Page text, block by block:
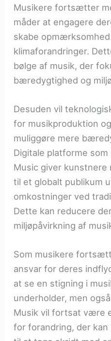
Musikere fortsætter
måder at engagere
skabe
klimaforandringer.
bølge af musik, der
bæredygtighed og
Desuden vil
for musikproduktion
muliggøre mere
Digitale platforme
Music giver kunstnere
til et globalt publikum
omkostninger ved
Dette kan reducere
miljøpåvirkning af
Som musikere
ansvar for deres
at se en stigning i
underholder, men
Musik vil fortsat være
for forandring, der